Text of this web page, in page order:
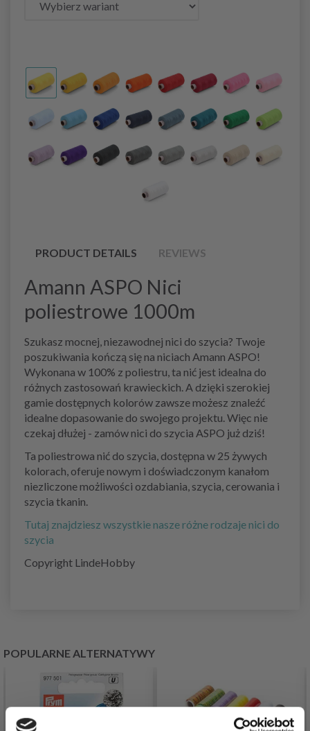
PRODUCT DETAILS REVIEWS
Amann ASPO Nici
poliestrowe 1000m
Szukasz mocnej, niezawodnej nici do szycia? Twoje
poszukiwania kończą się na niciach Amann ASPO!
Wykonana w 100% z poliestru, ta nić jest idealna do
różnych zastosowań krawieckich. A dzięki szerokiej
gamie dostępnych kolorów zawsze możesz znaleźć
idealne dopasowanie do swojego projektu. Więc nie
czekaj dłużej - zamów nici do szycia ASPO już dziś!
Ta poliestrowa nić do szycia, dostępna w 25 żywych
kolorach, oferuje nowym i doświadczonym kanałom
niezliczone możliwości ozdabiania, szycia, cerowania i
szycia tkanin.
Tutaj znajdziesz wszystkie nasze różne rodzaje nici do
szycia
Copyright LindeHobby
POPULARNE ALTERNATYWY